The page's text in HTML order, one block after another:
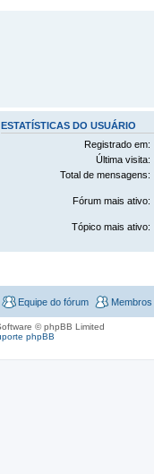
ESTATÍSTICAS DO USUÁRIO
Registrado em:
Última visita:
Total de mensagens:
Fórum mais ativo:
Tópico mais ativo:
Membros
Equipe do fórum
© phpBB Limited
phpBB